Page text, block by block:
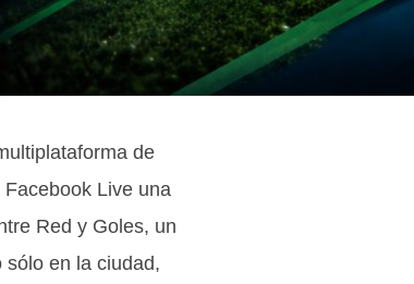
de
Live una
Red y Goles, un
en la ciudad,